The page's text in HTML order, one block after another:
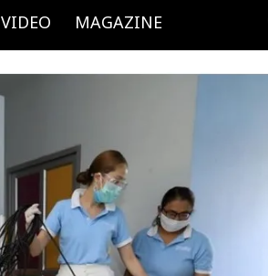
VIDEO MAGAZINE